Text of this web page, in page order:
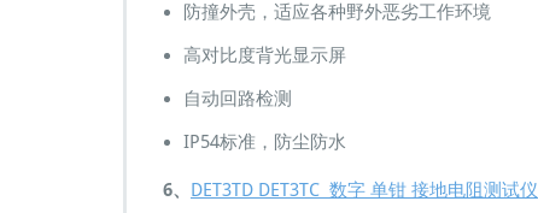
防撞外壳，适应各种野外恶劣工作环境
高对比度背光显示屏
自动回路检测
IP54标准，防尘防水
6、 DET3TD DET3TC 数字 单钳 接地电阻测试仪